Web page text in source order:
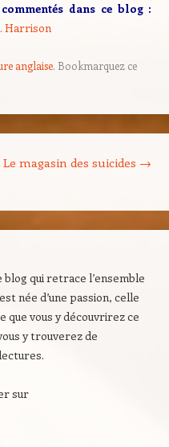
dans ce blog :
Harrison
anglaise. Bookmarquez ce
Le magasin des suicides →
qui retrace l’ensemble
née d’une passion, celle
que vous y découvrirez ce
y trouverez de
sur